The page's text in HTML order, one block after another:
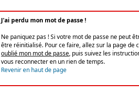
J'ai perdu mon mot de passe !
Ne paniquez pas ! Si votre mot de passe ne peut
être réinitialisé. Pour ce faire, allez sur la page de
oublié mon mot de passe, puis suivez les
vous reconnecter en un rien de temps.
Revenir en haut de page